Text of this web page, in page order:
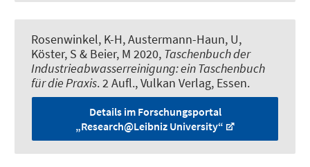
Rosenwinkel, K-H, Austermann-Haun, U,
Köster, S & Beier, M 2020, Taschenbuch der
Industrieabwasserreinigung: ein Taschenbuch
für die Praxis. 2 Aufl., Vulkan Verlag, Essen.
Details im Forschungsportal
„Research@Leibniz University“